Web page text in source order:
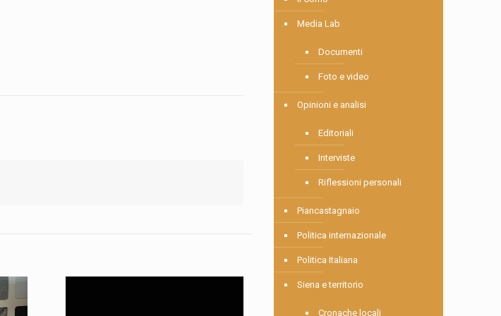
Media Lab
Documenti
Foto e video
Opinioni e analisi
Editoriali
Interviste
Riflessioni personali
Piancastagnaio
Politica internazionale
Politica Italiana
Siena e territorio
Cronache locali